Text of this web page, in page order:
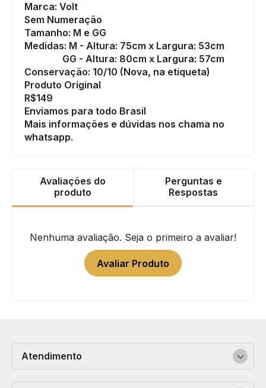
Marca: Volt
Sem Numeração
Tamanho: M e GG
Medidas: M - Altura: 75cm x Largura: 53cm
GG - Altura: 80cm x Largura: 57cm
Conservação: 10/10 (Nova, na etiqueta)
Produto Original
R$149
Enviamos para todo Brasil
Mais informações e dúvidas nos chama no
whatsapp.
Avaliações do
produto
Perguntas e
Respostas
Nenhuma avaliação. Seja o primeiro a avaliar!
Avaliar Produto
Atendimento